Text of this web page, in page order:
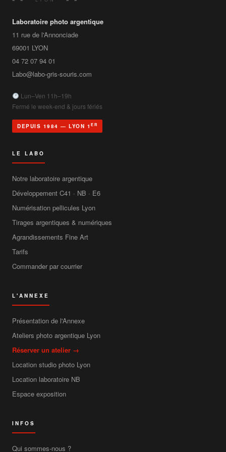
Laboratoire photo argentique
11 rue de l'Annonciade
69001 LYON
04 72 07 94 01
Labo@labo-gris-souris.com
Lun–Ven 11h–19h
Fermé le week-end & jours fériés
DEPUIS 1984 — LYON 1 ER
LE LABO
Notre laboratoire argentique
Développement C41 · NB · E6
Numérisation pellicules Lyon
Tirages argentiques & numériques
Agrandissements Fine Art
Tarifs
Commander par courrier
L'ANNEXE
Présentation de l'Annexe
Ateliers photo argentique Lyon
Réserver un atelier →
Location studio photo Lyon
Location laboratoire NB
Espace exposition
INFOS
Qui sommes-nous ?